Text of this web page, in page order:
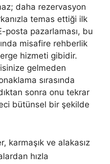
daha rezervasyon
temas ettiği ilk
posta pazarlaması, bu
misafire rehberlik
hizmeti gibidir.
gelmeden
sırasında
sonra onu tekrar
bütünsel bir şekilde
karmaşık ve alakasız
hızla